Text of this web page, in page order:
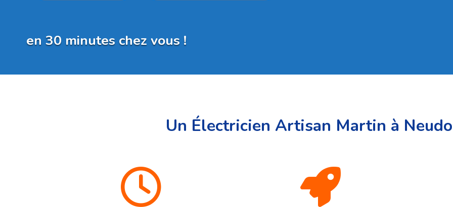
en 30 minutes chez vous !
Un Électricien Artisan Martin à